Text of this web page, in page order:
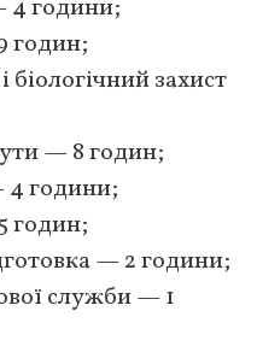
4 години;
годин;
біологічний захист
— 8 годин;
4 години;
годин;
— 2 години;
служби — 1